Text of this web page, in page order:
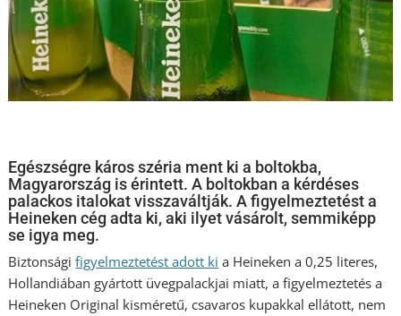
Egészségre káros széria ment ki a boltokba,
Magyarország is érintett. A boltokban a kérdéses
palackos italokat visszaváltják. A figyelmeztetést a
Heineken cég adta ki, aki ilyet vásárolt, semmiképp
se igya meg.
Biztonságifigyelmeztetést adott ki a Heineken a 0,25 literes,
Hollandiában gyártott üvegpalackjai miatt, a figyelmeztetés a
Heineken Original kisméretű, csavaros kupakkal ellátott, nem